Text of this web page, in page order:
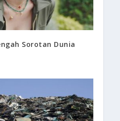
Sorotan Dunia